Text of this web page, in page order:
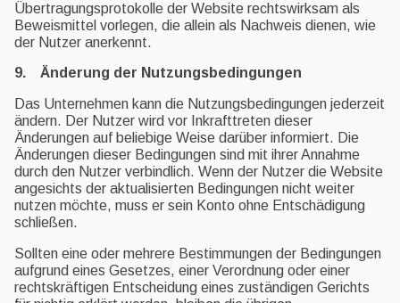
Übertragungsprotokolle der Website rechtswirksam als
Beweismittel vorlegen, die allein als Nachweis dienen, wie
der Nutzer anerkennt.
9. Änderung der Nutzungsbedingungen
Das Unternehmen kann die Nutzungsbedingungen jederzeit
ändern. Der Nutzer wird vor Inkrafttreten dieser
Änderungen auf beliebige Weise darüber informiert. Die
Änderungen dieser Bedingungen sind mit ihrer Annahme
durch den Nutzer verbindlich. Wenn der Nutzer die Website
angesichts der aktualisierten Bedingungen nicht weiter
nutzen möchte, muss er sein Konto ohne Entschädigung
schließen.
Sollten eine oder mehrere Bestimmungen der Bedingungen
aufgrund eines Gesetzes, einer Verordnung oder einer
rechtskräftigen Entscheidung eines zuständigen Gerichts